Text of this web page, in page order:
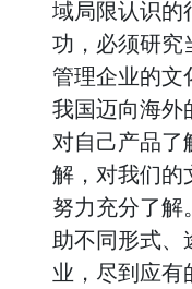
域局限认识的
功，必须研究
管理企业的文
我国迈向海外
对自己产品了
解，对我们的
努力充分了
助不同形式、
业，尽到应有